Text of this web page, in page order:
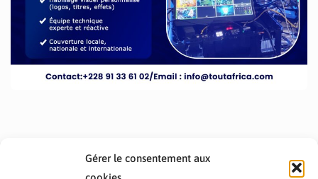
Gérer le consentement aux